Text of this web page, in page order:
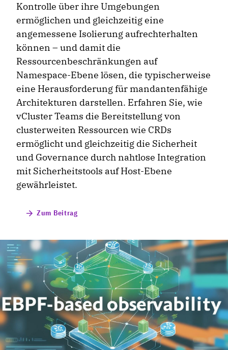
Kontrolle über ihre Umgebungen
ermöglichen und gleichzeitig eine
angemessene Isolierung aufrechterhalten
können – und damit die
Ressourcenbeschränkungen auf
Namespace-Ebene lösen, die typischerweise
eine Herausforderung für mandantenfähige
Architekturen darstellen. Erfahren Sie, wie
vCluster Teams die Bereitstellung von
clusterweiten Ressourcen wie CRDs
ermöglicht und gleichzeitig die Sicherheit
und Governance durch nahtlose Integration
mit Sicherheitstools auf Host-Ebene
gewährleistet.
Zum Beitrag